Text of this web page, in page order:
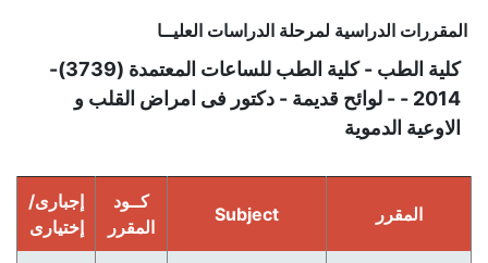
المقررات الدراسية لمرحلة الدراسات العليــا
كلية الطب - كلية الطب للساعات المعتمدة (3739)-
2014 - - لوائح قديمة - دكتور فى امراض القلب و
الاوعية الدموية
المقرر Subject
كــود
المقرر
إجبارى/
إختيارى